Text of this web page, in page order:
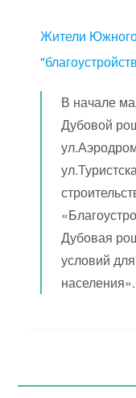
Жители
В начале
Дубовой
Дубовая
условий
населения».